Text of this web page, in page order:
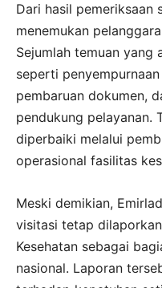
Dari hasil pemeriksaan
menemukan
Sejumlah temuan yang
seperti
pembaruan dokumen,
pendukung pelayanan.
diperbaiki melalui
operasional fasilitas
Meski demikian,
visitasi tetap
Kesehatan sebagai
nasional. Laporan